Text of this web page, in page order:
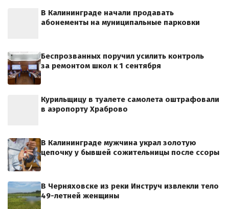
В Калининграде начали продавать
абонементы на муниципальные парковки
Беспрозванных поручил усилить контроль
за ремонтом школ к 1 сентября
Курильщицу в туалете самолета оштрафовали
в аэропорту Храброво
В Калининграде мужчина украл золотую
цепочку у бывшей сожительницы после ссоры
В Черняховске из реки Инструч извлекли тело
49-летней женщины